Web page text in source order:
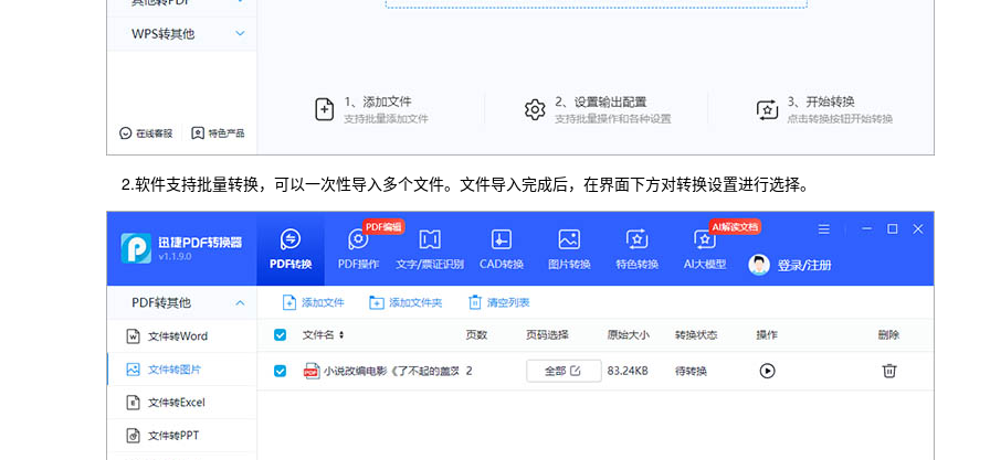
2.软件支持批量转换，可以一次性导入多个文件。文件导入完成后，在界面下方对转换设置进行选择。